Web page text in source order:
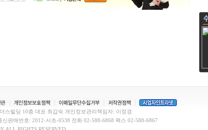
스빌딩 10층 대표 최갑숙 개인정보관리책임자: 이정경
판매번호: 2012-서초-0538 전화 02-588-6868 팩스 02-588-6867